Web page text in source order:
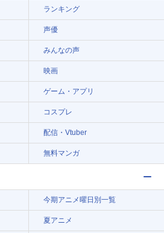
ランキング
声優
みんなの声
映画
ゲーム・アプリ
コスプレ
配信・Vtuber
無料マンガ
今期アニメ曜日別一覧
夏アニメ